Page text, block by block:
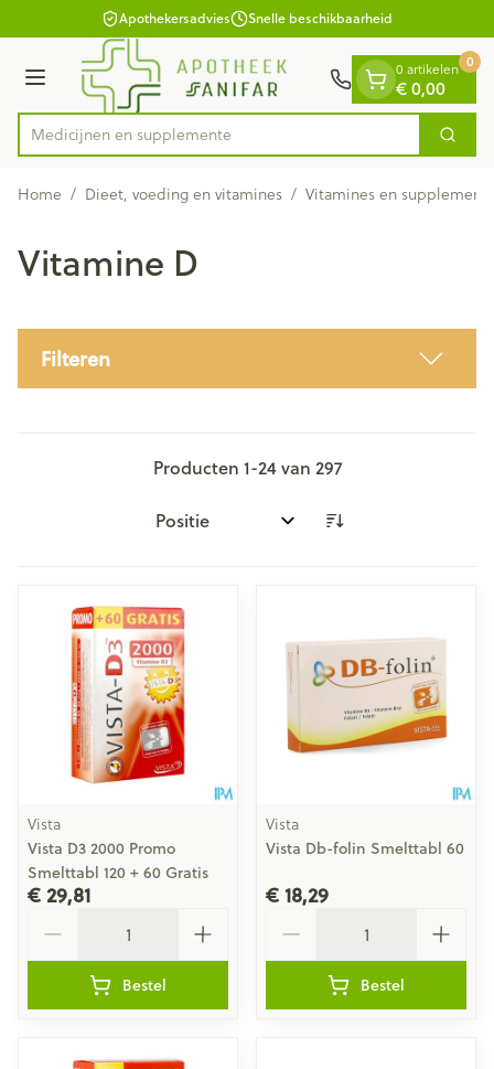
Ga naar de inhoudApothekersadvies Snelle beschikbaarheid
Menu
Product, merk, categorie...
Medic Zoek
0 artikelen
€ 0,00
0
Home / Dieet, voeding en vitamines / Vitamines en
Vitamine D
Filteren
Producten 1-24van 297
Sorteer op:
Vista
Vista D3 2000 Promo
Smelttabl 120 + 60 Gratis
€ 29,81
Bestel
Vista
Vista Db-folin Smelttabl 60
€ 18,29
Bestel